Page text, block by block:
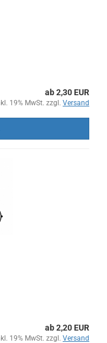
ab 2,30 EUR
19% MwSt. zzgl. Versand
ab 2,20 EUR
19% MwSt. zzgl. Versand